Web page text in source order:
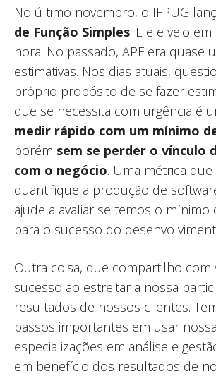
No último novembro, o IFPUG
de Função Simples. E ele veio
hora. No passado, APF era quase
estimativas. Nos dias atuais,
próprio propósito de se fazer
que se necessita com urgência é
medir rápido com um mínimo
porém sem se perder o vínculo
com o negócio. Uma métrica
quantifique a produção de
ajude a avaliar se temos o mínimo
para o sucesso do
Outra coisa, que compartilho com
sucesso ao estreitar a nossa
resultados de nossos clientes.
passos importantes em usar
especializações em análise e
em benefício dos resultados de